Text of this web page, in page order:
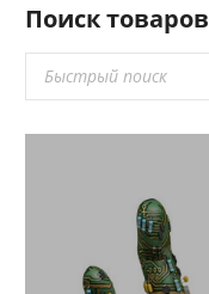
Поиск товаров
товаров